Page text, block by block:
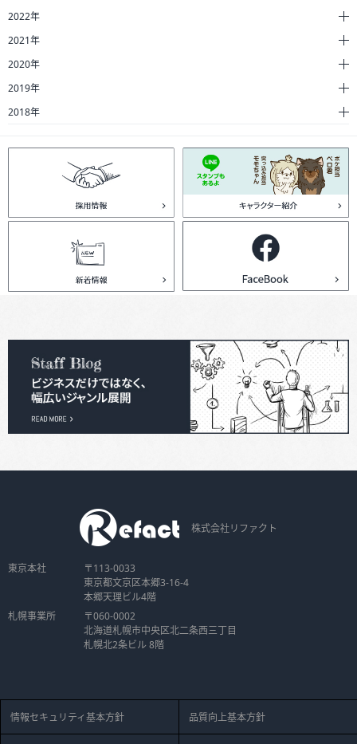
2022年
2021年
2020年
2019年
2018年
株式会社リファクト
東京本社
〒113-0033
東京都文京区本郷3-16-4
本郷天理ビル4階
札幌事業所
〒060-0002
北海道札幌市中央区北二条西三丁目
札幌北2条ビル 8階
情報セキュリティ基本方針 品質向上基本方針